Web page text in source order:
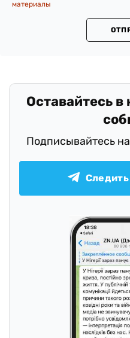
материалы
Оставайтесь в
Подписывайтесь